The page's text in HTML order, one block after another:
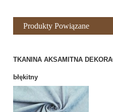
Produkty Powiązane
TKANINA AKSAMITNA
błękitny